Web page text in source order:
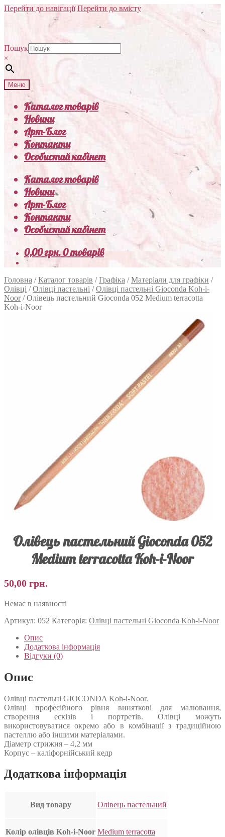
Перейти до навігації Перейти до вмісту
Пошук
×
Меню
Каталог товарів
Новини
Арт-Блог
Контакти
Особистий кабінет
Каталог товарів
Новини
Арт-Блог
Контакти
Особистий кабінет
0,00грн.0 товарів
Головна /Каталог товарів /Графіка /Матеріали для графіки /
Олівці /Олівці пастельні /Олівці пастельні Gioconda Koh-i-
Noor/Олівець пастельний Gioconda 052 Medium terracotta
Koh-i-Noor
Олівець пастельний Gioconda 052
Medium terracotta Koh-i-Noor
50,00 грн.
Немає в наявності
Артикул: 052 Категорія: Олівці пастельні Gioconda Koh-i-Noor
Опис
Додаткова інформація
Відгуки (0)
Опис
Олівці пастельні GIOCONDA Koh-i-Noor.
Олівці професійного рівня виняткові для малювання,
створення ескізів і портретів. Олівці можуть
використовуватися окремо або в комбінації з традиційною
пастеллю або іншими матеріалами.
Діаметр стрижня – 4,2 мм
Корпус – каліфорнійський кедр
Додаткова інформація
Вид товару Олівець пастельний
Колір олівців Koh-i-Noor Medium terracotta